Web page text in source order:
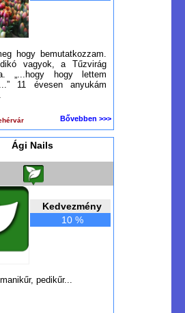
hogy bemutatkozzam.
vagyok, a Tűzvirág
„...hogy hogy lettem
11 évesen anyukám
Bővebben >>>
Ági Nails
Kedvezmény
10 %
pedikűr...